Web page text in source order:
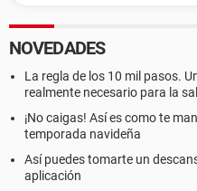
NOVEDADES
La regla de los 10 mil pasos.
realmente necesario para la
¡No caigas! Así es como te
temporada navideña
Así puedes tomarte un
aplicación